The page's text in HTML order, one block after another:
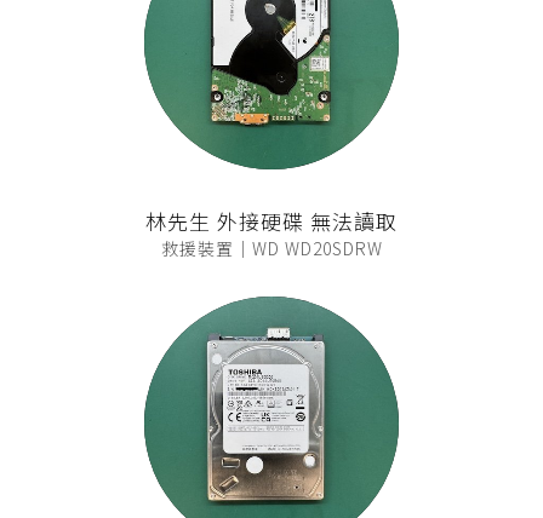
林先生 外接硬碟 無法讀取
救援裝置｜WD WD20SDRW